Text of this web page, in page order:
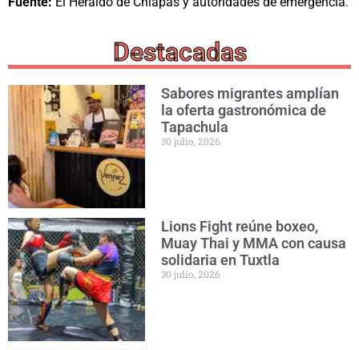
Destacadas
Sabores migrantes amplían
la oferta gastronómica de
Tapachula
30 julio, 2026
Lions Fight reúne boxeo,
Muay Thai y MMA con causa
solidaria en Tuxtla
30 julio, 2026